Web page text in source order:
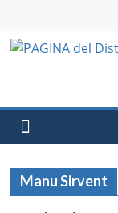
Manu Sirvent